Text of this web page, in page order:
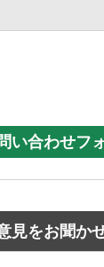
見をお聞か